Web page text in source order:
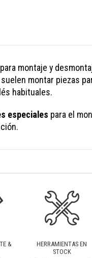
para montaje y
montar piezas
habituales.
especiales para el
&
HERRAMIENTAS EN
STOCK